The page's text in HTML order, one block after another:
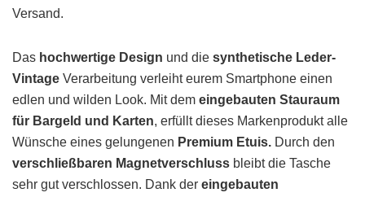
Versand.
Das hochwertige Design und die synthetische Leder-
Vintage Verarbeitung verleiht eurem Smartphone einen
edlen und wilden Look. Mit dem eingebauten Stauraum
für Bargeld und Karten, erfüllt dieses Markenprodukt alle
Wünsche eines gelungenen Premium Etuis. Durch den
verschließbaren Magnetverschluss bleibt die Tasche
sehr gut verschlossen. Dank der eingebauten